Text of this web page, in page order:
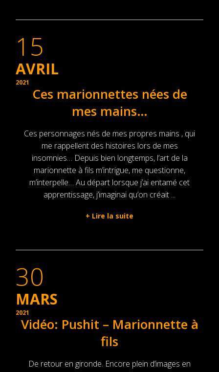
15
AVRIL
2021
Ces marionnettes nées de
mes mains…
Ces personnages nés de mes propres mains , qui
me rappellent des histoires lors de mes
insomnies… Depuis bien longtemps, l’art de la
marionnette à fils m’intrigue, me questionne,
m’interpelle… Au départ lorsque j’ai entamé cet
apprentissage, j’imaginai qu’on créait ...
+ Lire la suite
30
MARS
2021
Vidéo: Pushit – Marionnette à
fils
De retour en gironde. Encore plein d’images en